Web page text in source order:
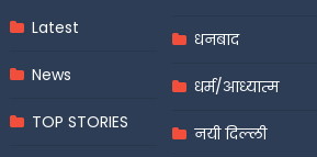
Latest
News
TOP STORIES
धनबाद
धर्म/आध्यात्म
नयी दिल्ली